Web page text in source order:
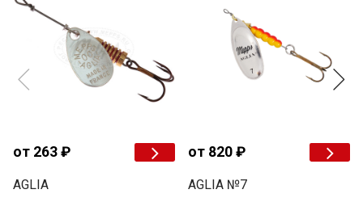
от 263 ₽
AGLIA
от 820 ₽
AGLIA №7